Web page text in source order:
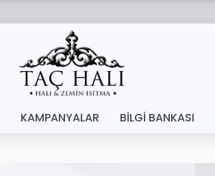
KAMPANYALAR BILGI BANKASI